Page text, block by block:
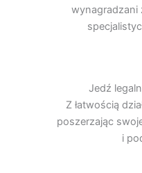
wynagradzani
Jedź
Z łatwością
poszerzając
i